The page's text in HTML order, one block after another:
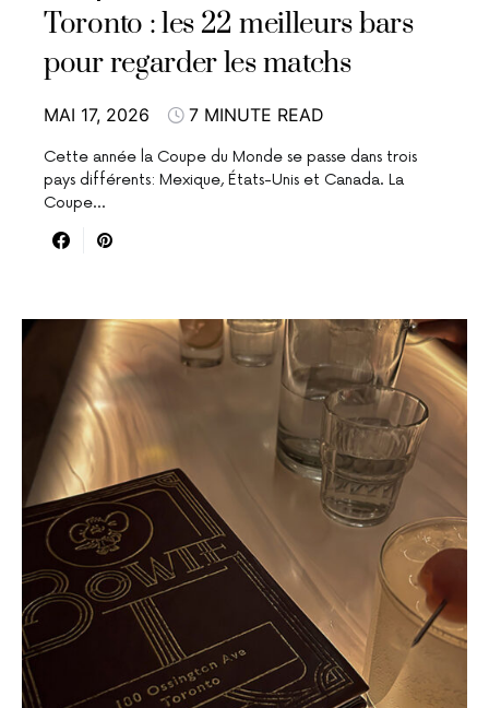
Toronto : les 22 meilleurs bars
pour regarder les matchs
MAI 17, 2026 7 MINUTE READ
Cette année la Coupe du Monde se passe dans trois
pays différents: Mexique, États-Unis et Canada. La
Coupe…